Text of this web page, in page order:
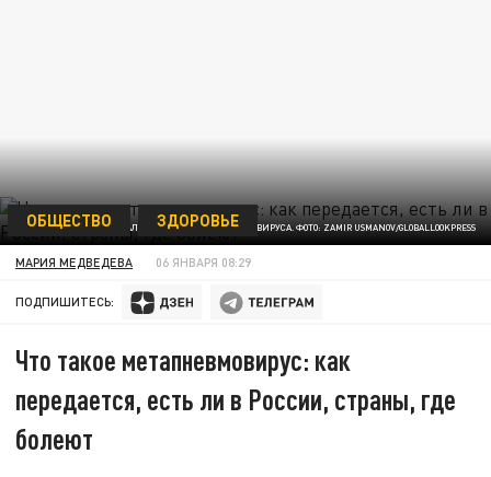
В КИТАЕ ЗАФИКСИРОВАЛИ ВСПЫШКУ МЕТАПНЕВМОВИРУСА. ФОТО: ZAMIR USMANOV/GLOBALLOOKPRESS
ОБЩЕСТВО ЗДОРОВЬЕ
МАРИЯ МЕДВЕДЕВА 06 ЯНВАРЯ 08:29
ПОДПИШИТЕСЬ:
Что такое метапневмовирус: как
передается, есть ли в России, страны, где
болеют